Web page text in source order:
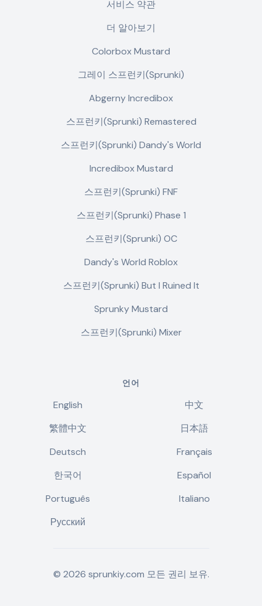
서비스 약관
더 알아보기
Colorbox Mustard
그레이 스프런키(Sprunki)
Abgerny Incredibox
스프런키(Sprunki) Remastered
스프런키(Sprunki) Dandy's World
Incredibox Mustard
스프런키(Sprunki) FNF
스프런키(Sprunki) Phase 1
스프런키(Sprunki) OC
Dandy's World Roblox
스프런키(Sprunki) But I Ruined It
Sprunky Mustard
스프런키(Sprunki) Mixer
언어
English
中文
繁體中文
日本語
Deutsch
Français
한국어
Español
Português
Italiano
Русский
© 2026 sprunkiy.com 모든 권리 보유.